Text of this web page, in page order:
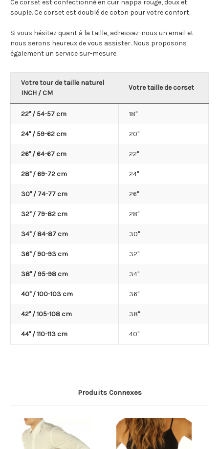
Ce corset est confectionné en cuir nappa rouge, doux et
souple. Ce corset est doublé de coton pour votre confort.
Si vous hésitez quant à la taille, adressez-nous un email et
nous serons heureux de vous assister. Nous proposons
également un service sur-mesure.
Votre tour de taille naturel
INCH / CM
Votre taille de corset
22" / 54-57 cm 18"
24" / 59-62 cm 20"
26" / 64-67 cm 22"
28" / 69-72 cm 24"
30" / 74-77 cm 26"
32" / 79-82 cm 28"
34" / 84-87 cm 30"
36" / 90-93 cm 32"
38" / 95-98 cm 34"
40" / 100-103 cm 36"
42" / 105-108 cm 38"
44" / 110-113 cm 40"
Produits Connexes